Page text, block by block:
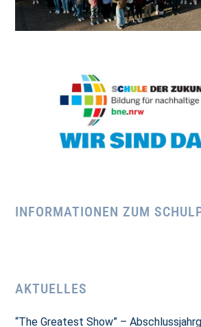
INFORMATIONEN ZUM
AKTUELLES
“The Greatest Show” –